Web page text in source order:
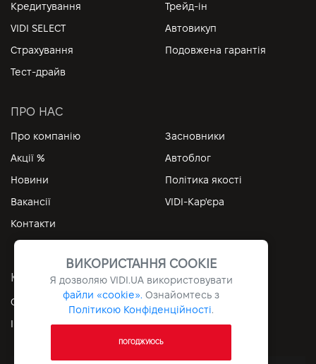
Кредитування
Трейд-ін
VIDI SELECT
Автовикуп
Страхування
Подовжена гарантія
Тест-драйв
ПРО НАС
Про компанію
Засновники
Акції %
Автоблог
Новини
Політика якості
Вакансії
VIDI-Кар'єра
Контакти
КОРИСНІ ПОСИЛАННЯ
Особистий кабінет
Контакти
Інформація
Архів
ВИКОРИСТАННЯ COOKIE
Я дозволяю VIDI.UAвикористовувати
файли «cookie». Ознайомтесь з
Політикою Конфіденційності.
ПОГОДЖУЮСЬ